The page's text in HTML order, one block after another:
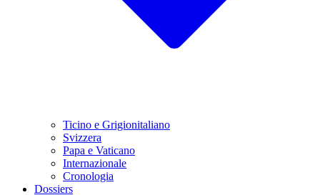
Ticino e Grigionitaliano
Svizzera
Papa e Vaticano
Internazionale
Cronologia
Dossiers